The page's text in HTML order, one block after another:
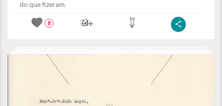
do que fizeram.
8